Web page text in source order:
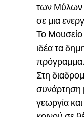
των Μύλων
σε μια
Το Μουσείο
ιδέα τα
πρόγραμμα.
Στη
συνάρτηση
γεωργία